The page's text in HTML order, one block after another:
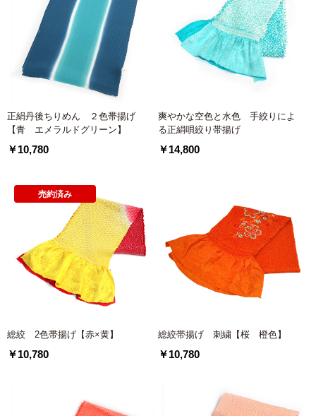
正絹丹後ちりめん ２色帯揚げ
【青 エメラルドグリーン】
￥10,780
爽やかな空色と水色 手絞りによ
る正絹唄絞り帯揚げ
￥14,800
総絞 2色帯揚げ【赤×黄】
￥10,780
売約済み
総絞帯揚げ 刺繍【桜 橙色】
￥10,780